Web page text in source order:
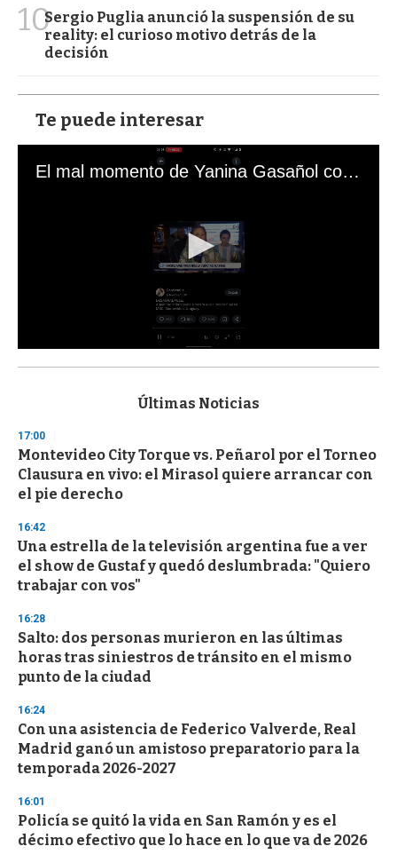
10Sergio Puglia anunció la suspensión de su
reality: el curioso motivo detrás de la
decisión
Te puede interesar
El mal momento de Yanina Gasañol con un hincha argentino en "Subrayado"
s
d
s
o
f
3
s
e
c
o
n
Últimas Noticias
17:00
Montevideo City Torque vs. Peñarol por el Torneo
Clausura en vivo: el Mirasol quiere arrancar con
el pie derecho
16:42
Una estrella de la televisión argentina fue a ver
el show de Gustaf y quedó deslumbrada: "Quiero
trabajar con vos"
16:28
Salto: dos personas murieron en las últimas
horas tras siniestros de tránsito en el mismo
punto de la ciudad
16:24
Con una asistencia de Federico Valverde, Real
Madrid ganó un amistoso preparatorio para la
temporada 2026-2027
16:01
Policía se quitó la vida en San Ramón y es el
décimo efectivo que lo hace en lo que va de 2026